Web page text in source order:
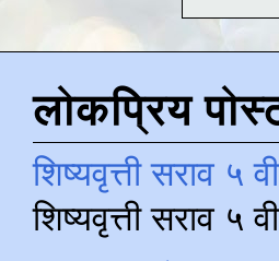
लोकप्रिय
शिष्यवृत्ती सराव ५
शिष्यवृत्ती सराव